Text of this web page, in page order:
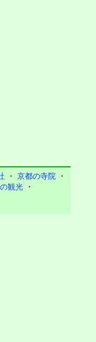
・ 京都の寺院 ・
観光 ・